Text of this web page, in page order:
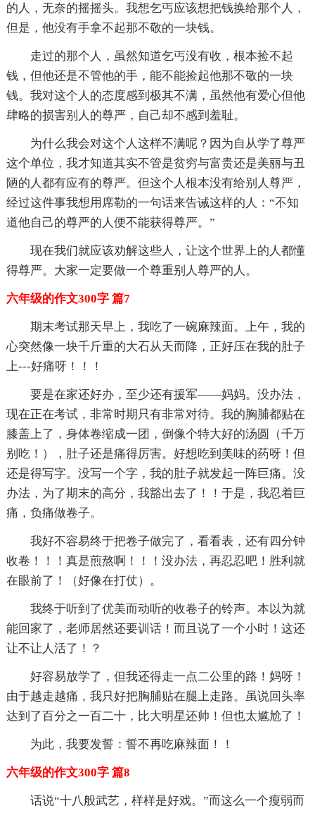
的人，无奈的摇摇头。我想乞丐应该想把钱换给那个人，
但是，他没有手拿不起那不敬的一块钱。
走过的那个人，虽然知道乞丐没有收，根本捡不起
钱，但他还是不管他的手，能不能捡起他那不敬的一块
钱。我对这个人的态度感到极其不满，虽然他有爱心但他
肆略的损害别人的尊严，自己却不感到羞耻。
为什么我会对这个人这样不满呢？因为自从学了尊严
这个单位，我才知道其实不管是贫穷与富贵还是美丽与丑
陋的人都有应有的尊严。但这个人根本没有给别人尊严，
经过这件事我想用席勒的一句话来告诫这样的人：“不知
道他自己的尊严的人便不能获得尊严。”
现在我们就应该劝解这些人，让这个世界上的人都懂
得尊严。大家一定要做一个尊重别人尊严的人。
六年级的作文300字 篇7
期末考试那天早上，我吃了一碗麻辣面。上午，我的
心突然像一块千斤重的大石从天而降，正好压在我的肚子
上---好痛呀！！！
要是在家还好办，至少还有援军——妈妈。没办法，
现在正在考试，非常时期只有非常对待。我的胸脯都贴在
膝盖上了，身体卷缩成一团，倒像个特大好的汤圆（千万
别吃！），肚子还是痛得厉害。好想吃到美味的药呀！但
还是得写字。没写一个字，我的肚子就发起一阵巨痛。没
办法，为了期末的高分，我豁出去了！！于是，我忍着巨
痛，负痛做卷子。
我好不容易终于把卷子做完了，看看表，还有四分钟
收卷！！！真是煎熬啊！！！没办法，再忍忍吧！胜利就
在眼前了！（好像在打仗）。
我终于听到了优美而动听的收卷子的铃声。本以为就
能回家了，老师居然还要训话！而且说了一个小时！这还
让不让人活了！？
好容易放学了，但我还得走一点二公里的路！妈呀！
由于越走越痛，我只好把胸脯贴在腿上走路。虽说回头率
达到了百分之一百二十，比大明星还帅！但也太尴尬了！
为此，我要发誓：誓不再吃麻辣面！！
六年级的作文300字 篇8
话说“十八般武艺，样样是好戏。”而这么一个瘦弱而